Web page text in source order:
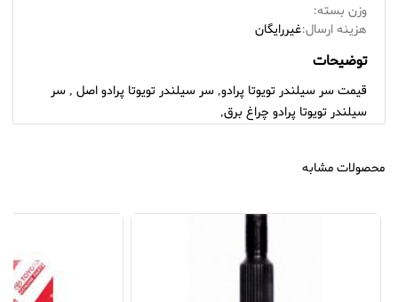
وزن بسته:
هزینه ارسال:غیررایگان
توضیحات
قیمت سر سیلندر تویوتا پرادو, سر سیلندر تویوتا پرادو اصل , سر
سیلندر تویوتا پرادو چراغ برق,
محصولات مشابه